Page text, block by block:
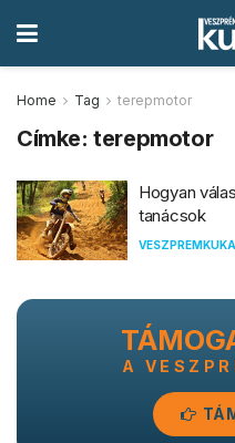
Home Tag terepmotor
Címke:terepmotor
Hogyan
tanácsok
A